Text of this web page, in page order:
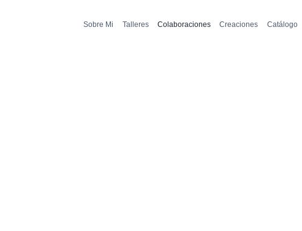
Sobre Mi Talleres Colaboraciones Creaciones Catálogo